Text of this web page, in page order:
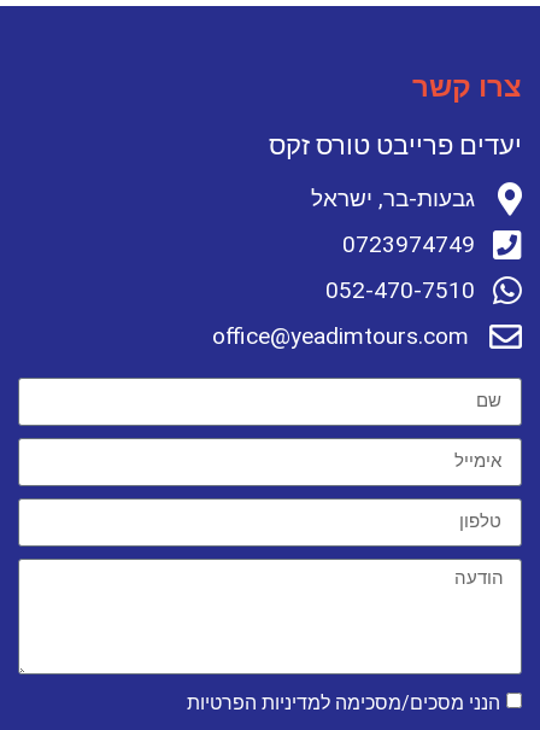
צרו קשר
יעדים פרייבט טורס זקס
גבעות-בר, ישראל
0723974749
052-470-7510
הנני מסכים/מסכימה למדיניות הפרטיות